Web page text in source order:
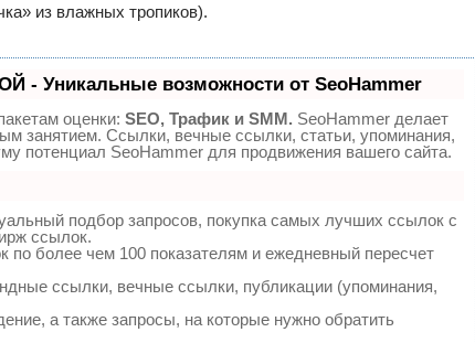
из влажных тропиков).
- Уникальные возможности от SeoHammer
оценки: SEO, Трафик и SMM. SeoHammer делает
занятием. Ссылки, вечные ссылки, статьи, упоминания,
потенциал SeoHammer для продвижения вашего сайта.
подбор запросов, покупка самых лучших ссылок с
ссылок.
по более чем 100 показателям и ежедневный пересчет
ссылки, вечные ссылки, публикации (упоминания,
а также запросы, на которые нужно обратить